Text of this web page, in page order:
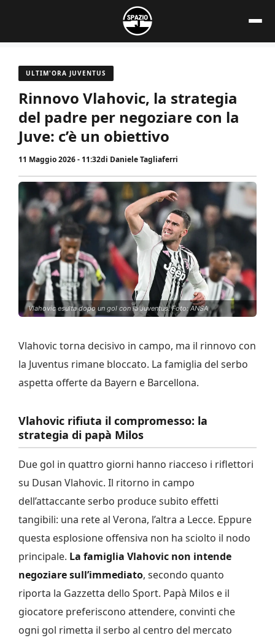
contenuto
ULTIM'ORA JUVENTUS
Rinnovo Vlahovic, la strategia
del padre per negoziare con la
Juve: c’è un obiettivo
11 Maggio 2026 - 11:32di Daniele Tagliaferri
Vlahovic esulta dopo un gol con la Juventus. Foto: ANSA
Vlahovic torna decisivo in campo, ma il rinnovo con
la Juventus rimane bloccato. La famiglia del serbo
aspetta offerte da Bayern e Barcellona.
Vlahovic rifiuta il compromesso: la
strategia di papà Milos
Due gol in quattro giorni hanno riacceso i riflettori
su Dusan Vlahovic. Il ritorno in campo
dell’attaccante serbo produce subito effetti
tangibili: una rete al Verona, l’altra a Lecce. Eppure
questa esplosione offensiva non ha sciolto il nodo
principale. La famiglia Vlahovic non intende
negoziare sull’immediato, secondo quanto
riporta la Gazzetta dello Sport. Papà Milos e il
giocatore preferiscono attendere, convinti che
ogni gol rimetta il serbo al centro del mercato